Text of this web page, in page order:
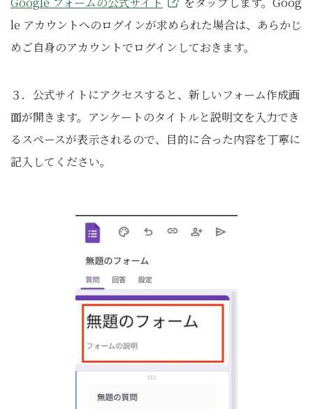
le アカウントへのログインが求められた場合は、あらかじ
めご自身のアカウントでログインしておきます。
３．公式サイトにアクセスすると、新しいフォーム作成画
面が開きます。アンケートのタイトルと説明文を入力でき
るスペースが表示されるので、目的に合った内容を丁寧に
記入してください。